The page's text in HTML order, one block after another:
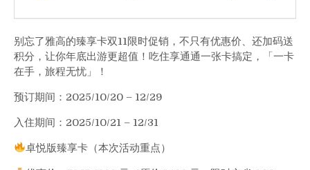
别忘了雅高的臻享卡双11限时促销， 不只有优惠价、还加码送
积分，让你年底出游更超值！吃住享通通一张卡搞定，「一卡
在手，旅程无忧」！
预订期间：2025/10/20 – 12/29
入住期间：2025/10/21 – 12/31
卓悦版臻享卡（本次活动重点）